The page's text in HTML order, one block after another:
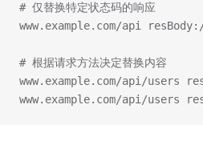
# 仅替换特定状态码的响应
www.example.com/api
# 根据请求方法决定替换内容
www.example.com/api/users
www.example.com/api/users